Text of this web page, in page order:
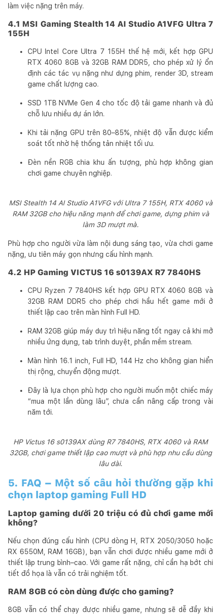
làm việc nặng trên máy.
4.1 MSI Gaming Stealth 14 AI Studio A1VFG Ultra 7
155H
CPU Intel Core Ultra 7 155H thế hệ mới, kết hợp GPU
RTX 4060 8GB và 32GB RAM DDR5, cho phép xử lý ổn
định các tác vụ nặng như dựng phim, render 3D, stream
game chất lượng cao.
SSD 1TB NVMe Gen 4 cho tốc độ tải game nhanh và đủ
chỗ lưu nhiều dự án lớn.
Khi tải nặng GPU trên 80–85%, nhiệt độ vẫn được kiểm
soát tốt nhờ hệ thống tản nhiệt tối ưu.
Đèn nền RGB chia khu ấn tượng, phù hợp không gian
chơi game chuyên nghiệp.
MSI Stealth 14 AI Studio A1VFG với Ultra 7 155H, RTX 4060 và
RAM 32GB cho hiệu năng mạnh để chơi game, dựng phim và
làm 3D mượt mà.
Phù hợp cho người vừa làm nội dung sáng tạo, vừa chơi game
nặng, ưu tiên máy gọn nhưng cấu hình mạnh.
4.2 HP Gaming VICTUS 16 s0139AX R7 7840HS
CPU Ryzen 7 7840HS kết hợp GPU RTX 4060 8GB và
32GB RAM DDR5 cho phép chơi hầu hết game mới ở
thiết lập cao trên màn hình Full HD.
RAM 32GB giúp máy duy trì hiệu năng tốt ngay cả khi mở
nhiều ứng dụng, tab trình duyệt, phần mềm stream.
Màn hình 16.1 inch, Full HD, 144 Hz cho không gian hiển
thị rộng, chuyển động mượt.
Đây là lựa chọn phù hợp cho người muốn một chiếc máy
“mua một lần dùng lâu”, chưa cần nâng cấp trong vài
năm tới.
HP Victus 16 s0139AX dùng R7 7840HS, RTX 4060 và RAM
32GB, chơi game thiết lập cao mượt và phù hợp nhu cầu dùng
lâu dài.
5. FAQ – Một số câu hỏi thường gặp khi
chọn laptop gaming Full HD
Laptop gaming dưới 20 triệu có đủ chơi game mới
không?
Nếu chọn đúng cấu hình (CPU dòng H, RTX 2050/3050 hoặc
RX 6550M, RAM 16GB), bạn vẫn chơi được nhiều game mới ở
thiết lập trung bình–cao. Với game rất nặng, chỉ cần hạ bớt chi
tiết đồ họa là vẫn có trải nghiệm tốt.
RAM 8GB có còn dùng được cho gaming?
8GB vẫn có thể chạy được nhiều game, nhưng sẽ dễ đầy khi